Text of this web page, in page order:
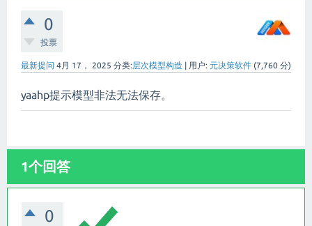
0
投票
最新提问 4月 17， 2025 分类:层次模型构造 | 用户: 元决策软件 (7,760 分)
yaahp提示模型非法无法保存。
1个回答
0